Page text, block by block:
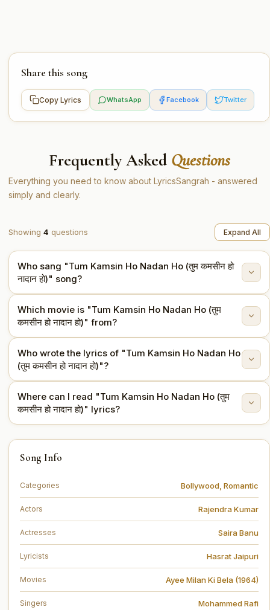
Share this song
Copy Lyrics WhatsApp Facebook Twitter
Frequently Asked Questions
Everything you need to know about LyricsSangrah - answered
simply and clearly.
Showing 4 questions Expand All
Who sang "Tum Kamsin Ho Nadan Ho (तुम कमसीन हो
नादान हो)" song?
"Tum Kamsin Ho Nadan Ho (तुम कमसीन हो नादान हो)" is
sung by Mohammed Rafi.
Which movie is "Tum Kamsin Ho Nadan Ho (तुम
कमसीन हो नादान हो)" from?
This song is from the movie Ayee Milan Ki Bela (1964).
Who wrote the lyrics of "Tum Kamsin Ho Nadan Ho
(तुम कमसीन हो नादान हो)"?
The lyrics are written by Hasrat Jaipuri.
Where can I read "Tum Kamsin Ho Nadan Ho (तुम
कमसीन हो नादान हो)" lyrics?
You can read the full lyrics of "Tum Kamsin Ho Nadan
Ho (तुम कमसीन हो नादान हो)" on this page.
Song Info
Categories Bollywood Romantic
Actors Rajendra Kumar
Actresses Saira Banu
Lyricists Hasrat Jaipuri
Movies Ayee Milan Ki Bela (1964)
Singers Mohammed Rafi